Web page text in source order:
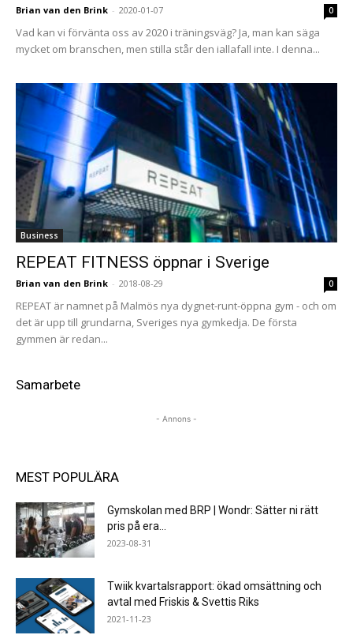
Brian van den Brink - 2020-01-07 0
Vad kan vi förvänta oss av 2020 i träningsväg? Ja, man kan säga
mycket om branschen, men stilla står den iallafall inte. I denna...
Business
REPEAT FITNESS öppnar i Sverige
Brian van den Brink - 2018-08-29 0
REPEAT är namnet på Malmös nya dygnet-runt-öppna gym - och om
det är upp till grundarna, Sveriges nya gymkedja. De första
gymmen är redan...
Samarbete
- Annons -
MEST POPULÄRA
Gymskolan med BRP | Wondr: Sätter ni rätt
pris på era...
2023-08-31
Twiik kvartalsrapport: ökad omsättning och
avtal med Friskis & Svettis Riks
2021-11-23